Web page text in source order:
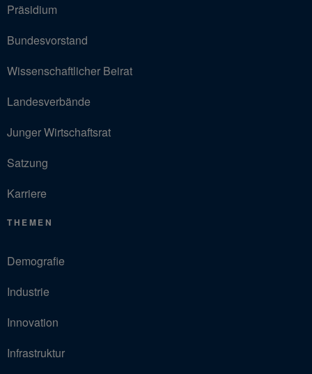
Präsidium
Bundesvorstand
Wissenschaftlicher Beirat
Landesverbände
Junger Wirtschaftsrat
Satzung
Karriere
THEMEN
Demografie
Industrie
Innovation
Infrastruktur